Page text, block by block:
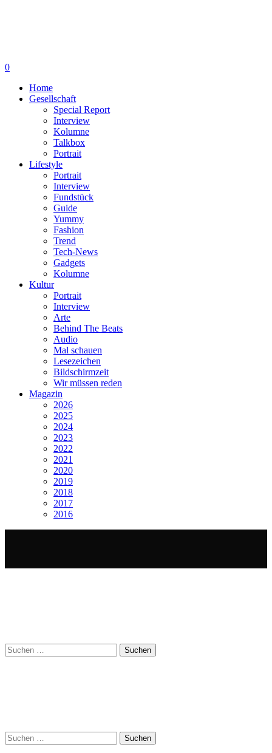
0
Home
Gesellschaft
Special Report
Interview
Kolumne
Talkbox
Portrait
Lifestyle
Portrait
Interview
Fundstück
Guide
Yummy
Fashion
Trend
Tech-News
Gadgets
Kolumne
Kultur
Portrait
Interview
Arte
Behind The Beats
Audio
Mal schauen
Lesezeichen
Bildschirmzeit
Wir müssen reden
Magazin
2026
2025
2024
2023
2022
2021
2020
2019
2018
2017
2016
Suchen
nach:
Suchen
nach: